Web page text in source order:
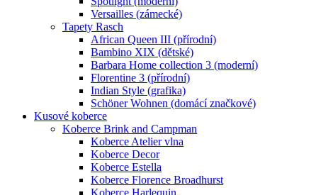
Versailles (zámecké)
Tapety Rasch
African Queen III (přírodní)
Bambino XIX (dětské)
Barbara Home collection 3 (moderní)
Florentine 3 (přírodní)
Indian Style (grafika)
Schöner Wohnen (domácí značkové)
Kusové koberce
Koberce Brink and Campman
Koberce Atelier vlna
Koberce Decor
Koberce Estella
Koberce Florence Broadhurst
Koberce Harlequin